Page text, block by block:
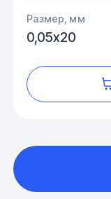
Размер, мм
0,05х20